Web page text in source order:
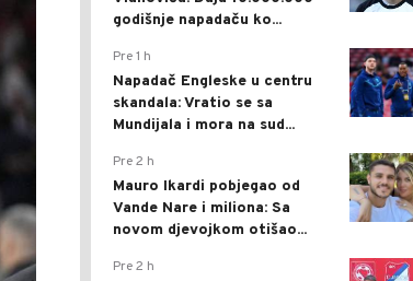
godišnje napadaču ko...
Pre 1 h
Napadač Engleske u centru
skandala: Vratio se sa
Mundijala i mora na sud...
Pre 2 h
Mauro Ikardi pobjegao od
Vande Nare i miliona: Sa
novom djevojkom otišao...
Pre 2 h